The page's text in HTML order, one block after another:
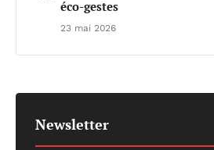
éco-gestes
23 mai 2026
Newsletter